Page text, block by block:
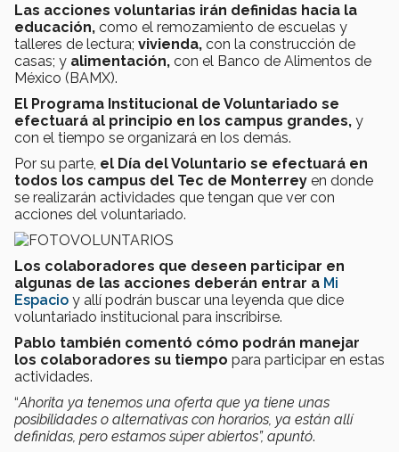
Las acciones voluntarias irán definidas hacia la
educación, como el remozamiento de escuelas y
talleres de lectura; vivienda, con la construcción de
casas; y alimentación, con el Banco de Alimentos de
México (BAMX).
El Programa Institucional de Voluntariado se
efectuará al principio en los campus grandes, y
con el tiempo se organizará en los demás.
Por su parte, el Día del Voluntario se efectuará en
todos los campus del Tec de Monterrey en donde
se realizarán actividades que tengan que ver con
acciones del voluntariado.
Los colaboradores que deseen participar en
algunas de las acciones deberán entrar a Mi
Espacio y allí podrán buscar una leyenda que dice
voluntariado institucional para inscribirse.
Pablo también comentó cómo podrán manejar
los colaboradores su tiempo para participar en estas
actividades.
“Ahorita ya tenemos una oferta que ya tiene unas
posibilidades o alternativas con horarios, ya están allí
definidas, pero estamos súper abiertos”, apuntó.